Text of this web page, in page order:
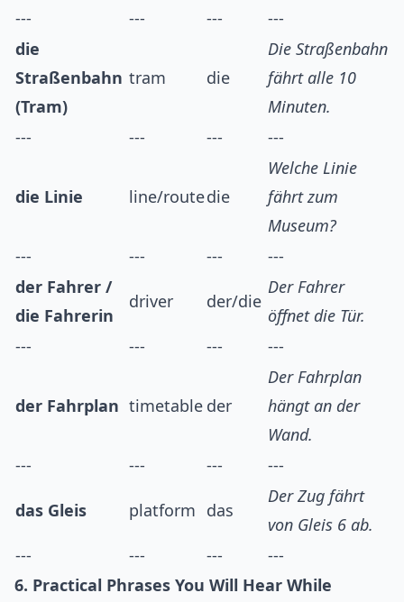
---
--- ---
---
die
Straßenbahn
(Tram)
tram die
Die Straßenbahn
fährt alle 10
Minuten.
---
--- --- ---
die Linie line/routedie
Welche Linie
fährt zum
Museum?
---
--- ---
---
der Fahrer /
die Fahrerin
driver der/die
Der Fahrer
öffnet die Tür.
---
--- --- ---
der Fahrplan timetable der
Der Fahrplan
hängt an der
Wand.
---
--- --- ---
das Gleis platform das
Der Zug fährt
von Gleis 6 ab.
---
--- ---
---
6. Practical Phrases You Will Hear While